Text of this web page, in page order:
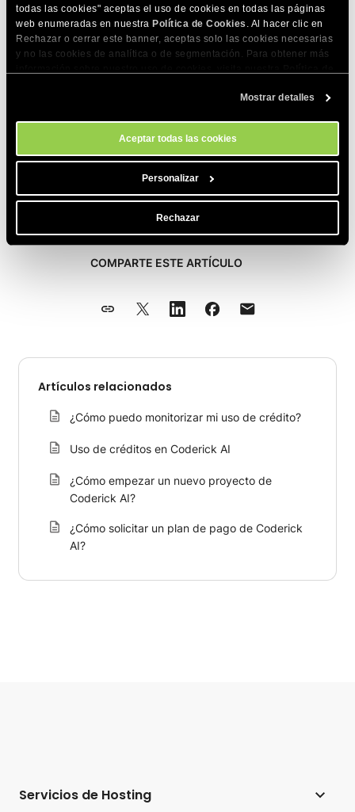
todas las cookies" aceptas el uso de cookies en todas las páginas
web enumeradas en nuestra Política de Cookies . Al hacer clic en
Rechazar o cerrar este banner, aceptas solo las cookies necesarias
y no las cookies de analítica o de segmentación. Para obtener más
momento a través de la herramienta Configuración de Cookies de
Mostrar detalles
Aceptar todas las cookies
Personalizar
Rechazar
COMPARTE ESTE ARTÍCULO
Artículos relacionados
¿Cómo puedo monitorizar mi uso de crédito?
Uso de créditos en Coderick AI
¿Cómo empezar un nuevo proyecto de
Coderick AI?
¿Cómo solicitar un plan de pago de Coderick
AI?
Servicios de Hosting